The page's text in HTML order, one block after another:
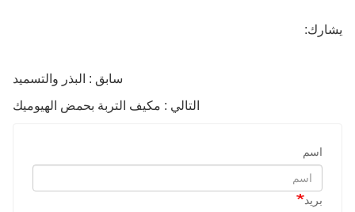
يشارك:
سابق : البذر والتسميد
التالي : مكيف التربة بحمض الهيوميك
اسم
بريد